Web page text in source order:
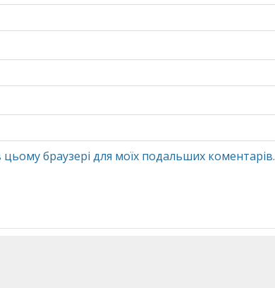
браузері для моїх подальших коментарів.